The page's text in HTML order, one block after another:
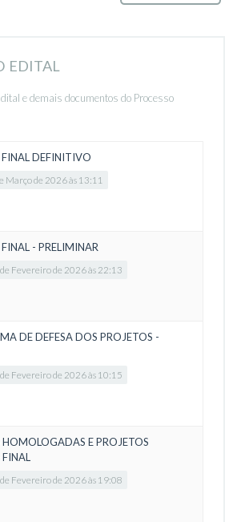
EDITAL
e demais documentos do Processo
FINAL DEFINITIVO
Março de 2026 às 13:11
- PRELIMINAR
Fevereiro de 2026 às 22:13
DE DEFESA DOS PROJETOS -
Fevereiro de 2026 às 10:15
HOMOLOGADAS E PROJETOS
Fevereiro de 2026 às 19:08